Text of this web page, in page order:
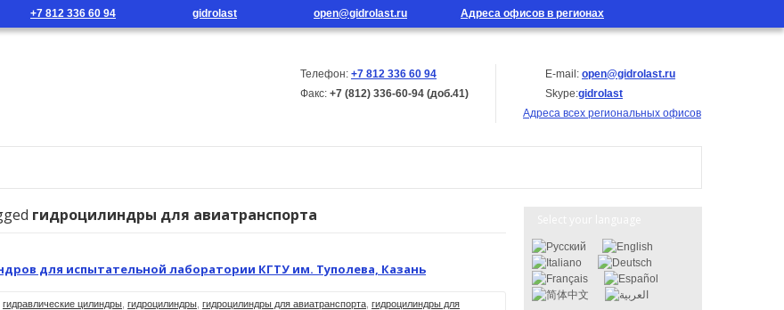
+7 812 336 60 94 gidrolast open@gidrolast.ru Адреса офисов в регионах
Телефон: +7 812 336 60 94 E-mail: open@gidrolast.ru
Факс: +7 (812) 336-60-94 (доб.41) Skype:gidrolast
Адреса всех региональных офисов
гидроцилиндры для авиатранспорта
для испытательной лаборатории КГТУ им. Туполева, Казань
гидравлические цилиндры гидроцилиндры гидроцилиндры для авиатранспорта гидроцилиндры для